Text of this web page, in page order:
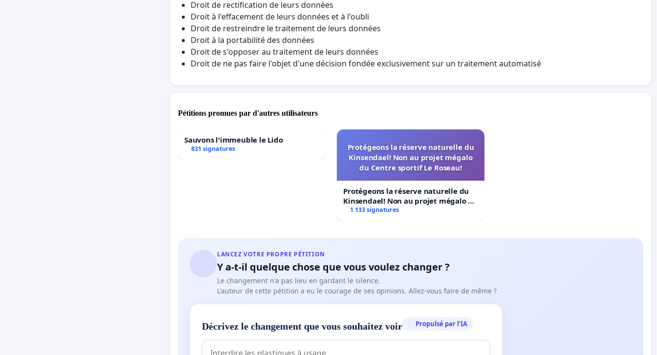
Droit de rectification de leurs données
Droit à l'effacement de leurs données et à l'oubli
Droit de restreindre le traitement de leurs données
Droit à la portabilité des données
Droit de s'opposer au traitement de leurs données
Droit de ne pas faire l'objet d'une décision fondée exclusivement sur un traitement automatisé
Pétitions promues par d'autres utilisateurs
Sauvons l'immeuble le Lido
831 signatures
Protégeons la réserve naturelle du
Kinsendael! Non au projet mégalo
du Centre sportif Le Roseau!
Protégeons la réserve naturelle du
Kinsendael! Non au projet mégalo du
Centre sportif Le Roseau!
1 133 signatures
LANCEZ VOTRE PROPRE PÉTITION
Y a-t-il quelque chose que vous voulez changer ?
Le changement n'a pas lieu en gardant le silence.
L'auteur de cette pétition a eu le courage de ses opinions. Allez-vous faire de même ?
Décrivez le changement que vous souhaitez voir Propulsé par l’IA